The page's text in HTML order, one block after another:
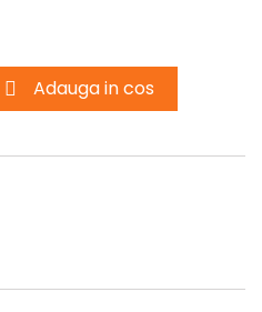
 Adauga in cos